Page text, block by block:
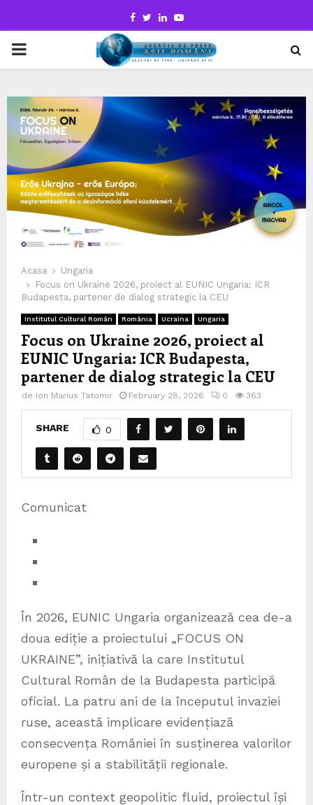
Facebook
TwitterLinkedinYoutube
PRIMARY
Acasa
Ungaria
Focus on Ukraine 2026, proiect al EUNIC Ungaria: ICR
Budapesta, partener de dialog strategic la CEU
Institutul Cultural Român România Ucraina Ungaria
Focus on Ukraine 2026, proiect al
EUNIC Ungaria: ICR Budapesta,
partener de dialog strategic la CEU
de Ion Marius Tatomir February 28, 2026 0 363
SHARE 0
Comunicat
În 2026, EUNIC Ungaria organizează cea de-a
doua ediție a proiectului „FOCUS ON
UKRAINE”, inițiativă la care Institutul
Cultural Român de la Budapesta participă
oficial. La patru ani de la începutul invaziei
ruse, această implicare evidențiază
consecvența României în susținerea valorilor
europene și a stabilității regionale.
Într-un context geopolitic fluid, proiectul își